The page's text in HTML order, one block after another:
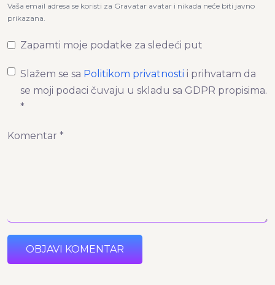
Vaša email adresa se koristi za Gravatar avatar i nikada neće biti javno
prikazana.
Zapamti moje podatke za sledeći put
Slažem se sa Politikom privatnosti i prihvatam da
se moji podaci čuvaju u skladu sa GDPR propisima.
*
Komentar *
OBJAVI KOMENTAR